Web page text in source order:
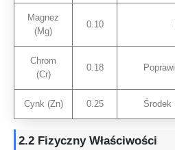
Magnez
(Mg)
0.10
Chrom
(Cr)
0.18
Cynk (Zn) 0.25 Środek
2.2 FizycznyWłaściwości